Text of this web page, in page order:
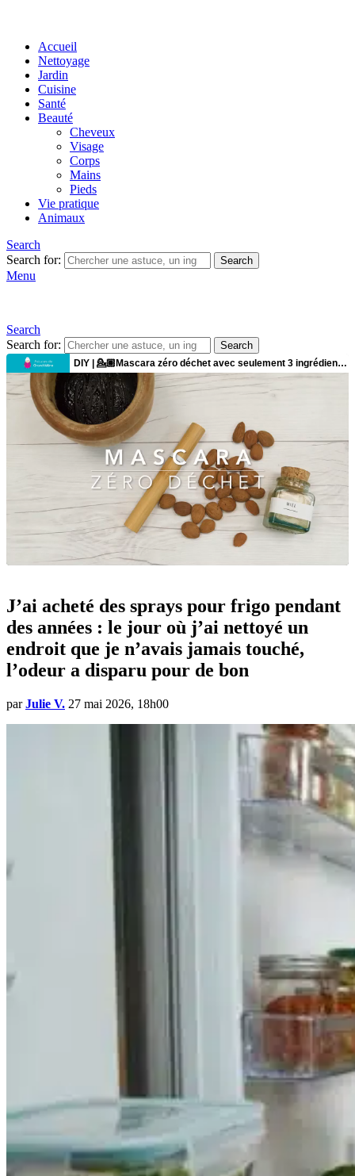
Accueil
Nettoyage
Jardin
Cuisine
Santé
Beauté
Cheveux
Visage
Corps
Mains
Pieds
Vie pratique
Animaux
Search
Search for:
Search
Menu
Search
Search for:
Search
J’ai acheté des sprays pour frigo pendant
des années : le jour où j’ai nettoyé un
endroit que je n’avais jamais touché,
l’odeur a disparu pour de bon
par Julie V. 27 mai 2026, 18h00